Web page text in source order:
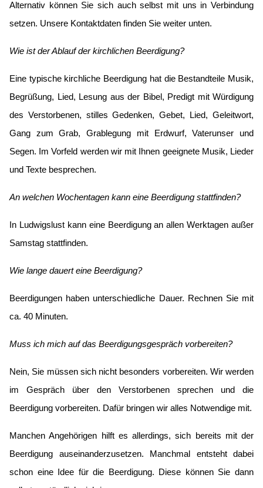
Alternativ können Sie sich auch selbst mit uns in Verbindung
setzen. Unsere Kontaktdaten finden Sie weiter unten.
Wie ist der Ablauf der kirchlichen Beerdigung?
Eine typische kirchliche Beerdigung hat die Bestandteile Musik,
Begrüßung, Lied, Lesung aus der Bibel, Predigt mit Würdigung
des Verstorbenen, stilles Gedenken, Gebet, Lied, Geleitwort,
Gang zum Grab, Grablegung mit Erdwurf, Vaterunser und
Segen. Im Vorfeld werden wir mit Ihnen geeignete Musik, Lieder
und Texte besprechen.
An welchen Wochentagen kann eine Beerdigung stattfinden?
In Ludwigslust kann eine Beerdigung an allen Werktagen außer
Samstag stattfinden.
Wie lange dauert eine Beerdigung?
Beerdigungen haben unterschiedliche Dauer. Rechnen Sie mit
ca. 40 Minuten.
Muss ich mich auf das Beerdigungsgespräch vorbereiten?
Nein, Sie müssen sich nicht besonders vorbereiten. Wir werden
im Gespräch über den Verstorbenen sprechen und die
Beerdigung vorbereiten. Dafür bringen wir alles Notwendige mit.
Manchen Angehörigen hilft es allerdings, sich bereits mit der
Beerdigung auseinanderzusetzen. Manchmal entsteht dabei
schon eine Idee für die Beerdigung. Diese können Sie dann